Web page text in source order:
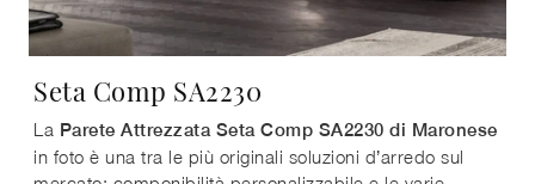
Seta Comp SA2230
La Parete Attrezzata Seta Comp SA2230 di Maronese
in foto è una tra le più originali soluzioni d’arredo sul